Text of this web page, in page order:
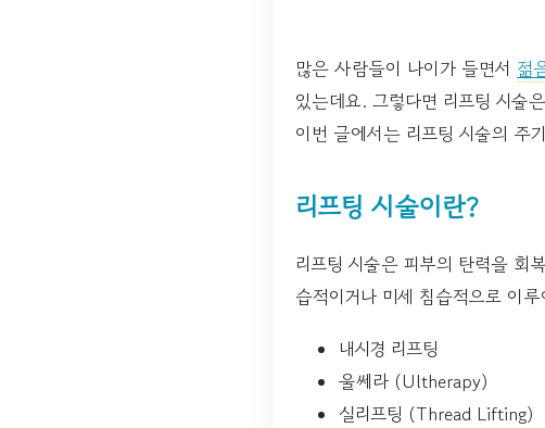
많은 사람들이 나이가 들면서 젊
있는데요. 그렇다면 리프팅 시술
이번 글에서는 리프팅 시술의 주
리프팅 시술이란?
리프팅 시술은 피부의 탄력을 회
습적이거나 미세 침습적으로 이
내시경 리프팅
울쎄라 (Ultherapy)
실리프팅 (Thread Lifting)